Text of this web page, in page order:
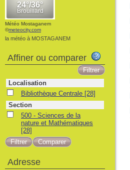
Météo Mostaganem
©meteocity.com
la météo à MOSTAGANEM
Affiner ou comparer
Localisation
Bibliothèque Centrale [28]
Section
500 - Sciences de la
nature et Mathématiques
[28]
Adresse